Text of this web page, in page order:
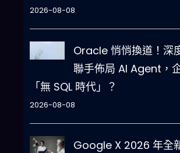
2026-08-08
Oracle 悄悄換道！深
聯手佈局 AI Agent，
「無 SQL 時代」？
2026-08-08
Google X 2026 年全